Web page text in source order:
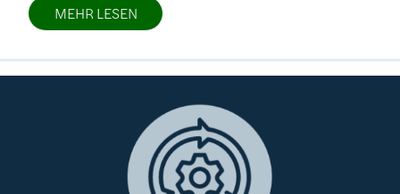
MEHR LESEN